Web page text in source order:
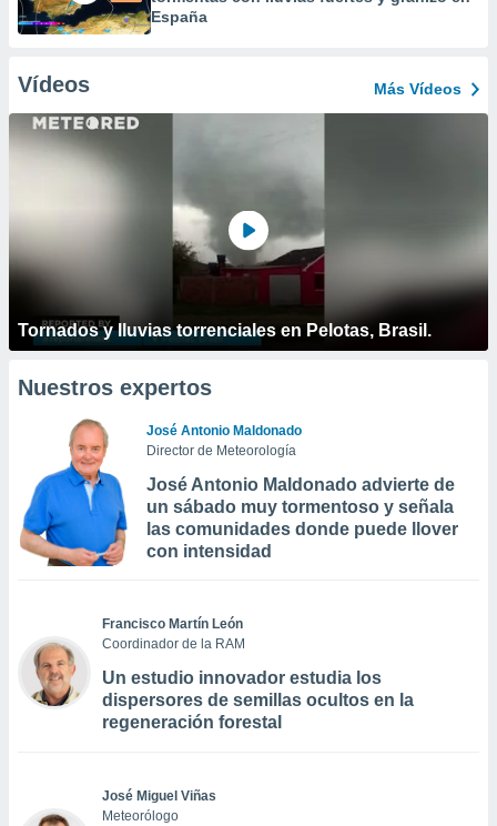
España
Vídeos Más Vídeos
Tornados y lluvias torrenciales en Pelotas, Brasil.
Nuestros expertos
José Antonio Maldonado
Director de Meteorología
José Antonio Maldonado advierte de
un sábado muy tormentoso y señala
las comunidades donde puede llover
con intensidad
Francisco Martín León
Coordinador de la RAM
Un estudio innovador estudia los
dispersores de semillas ocultos en la
regeneración forestal
José Miguel Viñas
Meteorólogo